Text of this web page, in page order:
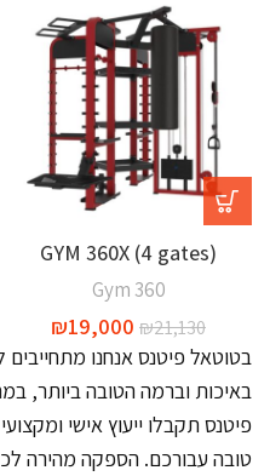
GYM 360X (4 gates)
Gym 360
₪21,130
₪19,000
בטוטאל פיטנס אנחנו מתחייבים
באיכות וברמה הטובה ביותר,
פיטנס תקבלו ייעוץ אישי
טובה עבורכם. הספקה מהירה